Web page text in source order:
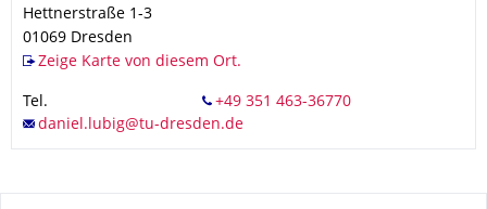
Hettnerstraße 1-3
01069 Dresden
Zeige Karte von diesem Ort.
Tel.